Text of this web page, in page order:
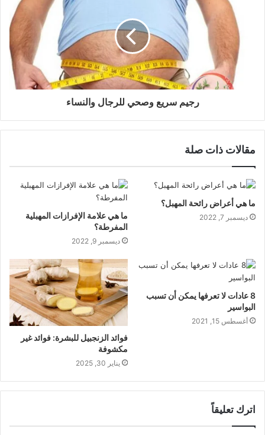
رجيم سريع وصحي للرجال والنساء
مقالات ذات صلة
ما هي أعراض رائحة المهبل؟
ديسمبر 7, 2022
ما هي علامة الإفرازات المهبلية
المفرطة؟
ديسمبر 9, 2022
8 عادات لا تعرفها يمكن أن تسبب
البواسير
أغسطس 15, 2021
فوائد الزنجبيل للبشرة: فوائد غير
مكشوفة
يناير 30, 2025
اترك تعليقاً